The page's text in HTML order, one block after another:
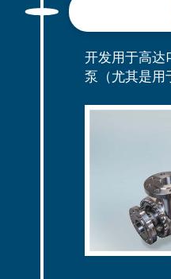
开发用于高达
泵（尤其是用